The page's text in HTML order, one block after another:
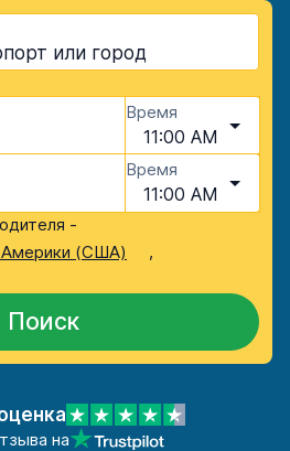
Время
11:00 AM
Время
11:00 AM
-
(США)
,
Поиск
на